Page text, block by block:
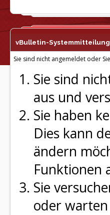
vBulletin-Systemmitteilung
Sie sind nicht angemeldet oder
Sie sind
aus und
Sie haben
Dies kann
ändern
Funktionen
Sie
oder